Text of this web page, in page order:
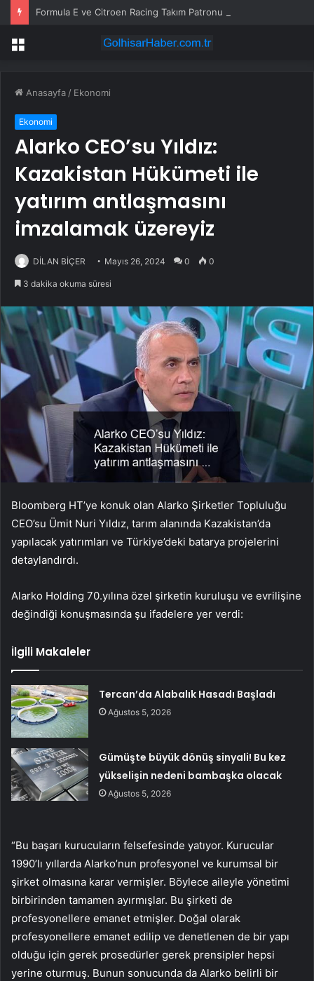
Menü
Anasayfa / Ekonomi
Ekonomi
Alarko CEO’su Yıldız:
Kazakistan Hükümeti ile
yatırım antlaşmasını
imzalamak üzereyiz
DİLAN BİÇER Mayıs 26, 2024 0 0
3 dakika okuma süresi
Bloomberg HT’ye konuk olan Alarko Şirketler Topluluğu
CEO’su Ümit Nuri Yıldız, tarım alanında Kazakistan’da
yapılacak yatırımları ve Türkiye’deki batarya projelerini
detaylandırdı.
Alarko Holding 70.yılına özel şirketin kuruluşu ve evrilişine
değindiği konuşmasında şu ifadelere yer verdi:
İlgili Makaleler
Tercan’da Alabalık Hasadı Başladı
Ağustos 5, 2026
Gümüşte büyük dönüş sinyali! Bu kez
yükselişin nedeni bambaşka olacak
Ağustos 5, 2026
“Bu başarı kurucuların felsefesinde yatıyor. Kurucular
1990’lı yıllarda Alarko’nun profesyonel ve kurumsal bir
şirket olmasına karar vermişler. Böylece aileyle yönetimi
birbirinden tamamen ayırmışlar. Bu şirketi de
profesyonellere emanet etmişler. Doğal olarak
profesyonellere emanet edilip ve denetlenen de bir yapı
olduğu için gerek prosedürler gerek prensipler hepsi
yerine oturmuş. Bunun sonucunda da Alarko belirli bir